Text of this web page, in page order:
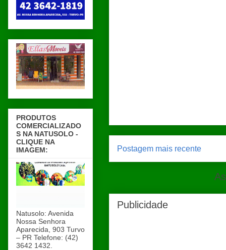
Postagem mais recente
Publicidade
PRODUTOS
COMERCIALIZADO
S NA NATUSOLO -
CLIQUE NA
IMAGEM:
Natusolo: Avenida
Nossa Senhora
Aparecida, 903 Turvo
– PR Telefone: (42)
3642 1432.